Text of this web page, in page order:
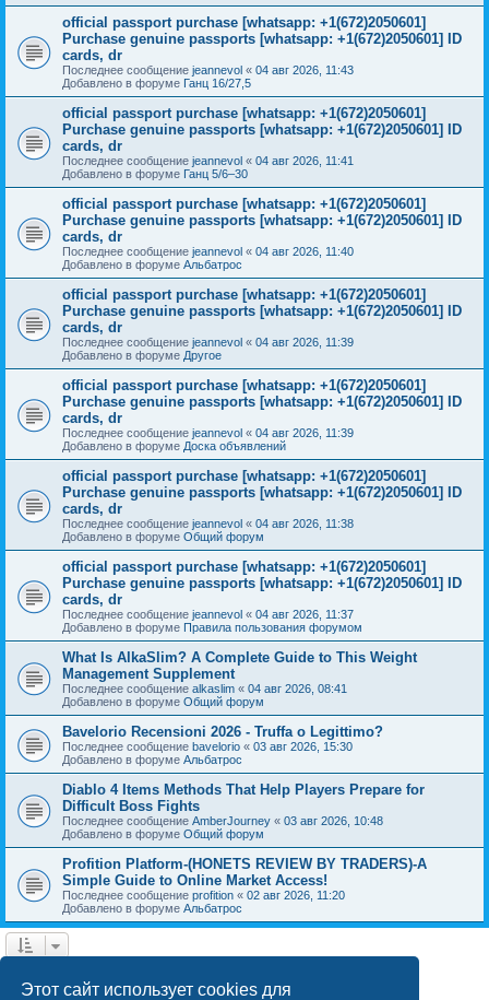
Этот сайт использует cookies для
official passport purchase [whatsapp: +1(672)2050601]
Purchase genuine passports [whatsapp: +1(672)2050601] ID
cards, dr
Последнее сообщение jeannevol « 04 авг 2026, 11:43
Добавлено в форуме Ганц 16/27,5
official passport purchase [whatsapp: +1(672)2050601]
Purchase genuine passports [whatsapp: +1(672)2050601] ID
cards, dr
Последнее сообщение jeannevol « 04 авг 2026, 11:41
Добавлено в форуме Ганц 5/6–30
official passport purchase [whatsapp: +1(672)2050601]
Purchase genuine passports [whatsapp: +1(672)2050601] ID
cards, dr
Последнее сообщение jeannevol « 04 авг 2026, 11:40
Добавлено в форуме Альбатрос
official passport purchase [whatsapp: +1(672)2050601]
Purchase genuine passports [whatsapp: +1(672)2050601] ID
cards, dr
Последнее сообщение jeannevol « 04 авг 2026, 11:39
Добавлено в форуме Другое
official passport purchase [whatsapp: +1(672)2050601]
Purchase genuine passports [whatsapp: +1(672)2050601] ID
cards, dr
Последнее сообщение jeannevol « 04 авг 2026, 11:39
Добавлено в форуме Доска объявлений
official passport purchase [whatsapp: +1(672)2050601]
Purchase genuine passports [whatsapp: +1(672)2050601] ID
cards, dr
Последнее сообщение jeannevol « 04 авг 2026, 11:38
Добавлено в форуме Общий форум
official passport purchase [whatsapp: +1(672)2050601]
Purchase genuine passports [whatsapp: +1(672)2050601] ID
cards, dr
Последнее сообщение jeannevol « 04 авг 2026, 11:37
Добавлено в форуме Правила пользования форумом
What Is AlkaSlim? A Complete Guide to This Weight
Management Supplement
Последнее сообщение alkaslim « 04 авг 2026, 08:41
Добавлено в форуме Общий форум
Bavelorio Recensioni 2026 - Truffa o Legittimo?
Последнее сообщение bavelorio « 03 авг 2026, 15:30
Добавлено в форуме Альбатрос
Diablo 4 Items Methods That Help Players Prepare for
Difficult Boss Fights
Последнее сообщение AmberJourney « 03 авг 2026, 10:48
Добавлено в форуме Общий форум
Profition Platform-(HONETS REVIEW BY TRADERS)-A
Simple Guide to Online Market Access!
Последнее сообщение profition « 02 авг 2026, 11:20
Добавлено в форуме Альбатрос